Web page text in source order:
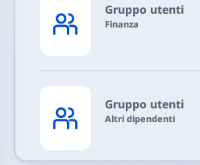
Gruppo utenti
Finanza
Gruppo utenti
Altri dipendenti